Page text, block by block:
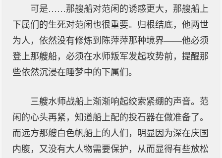
可是……那艘船对范闲的诱惑更大，那艘船上
下属们的生死对范闲也很重要。归根结底，他两世
为人，依然没有修炼到陈萍萍那种境界——他必须
登上那艘船，必须在水师叛军发起攻势前，提醒那
些依然沉浸在睡梦中的下属们。
三艘水师战船上渐渐响起绞索紧绷的声音。范
闲的心头再紧，知道船上配的投石器在做准备了。
而远方那艘白色帆船上的人们，明显因为深在庆国
内腹，又没有大人物需要保护，从而显得有些放松